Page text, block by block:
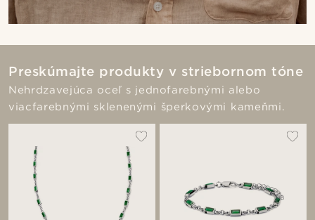
Preskúmajte produkty v striebornom tóne
Nehrdzavejúca oceľ s jednofarebnými alebo
viacfarebnými sklenenými šperkovými kameňmi.